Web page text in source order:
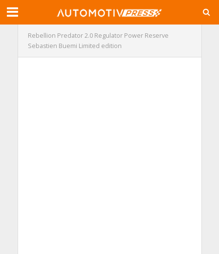
Rebellion Predator 2.0 Regulator Power Reserve
Sebastien Buemi Limited edition